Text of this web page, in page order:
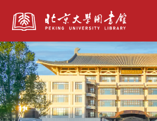
全部资源